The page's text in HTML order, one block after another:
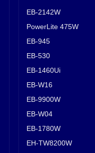
EB-2142W
PowerLite 475W
EB-945
EB-530
EB-1460Ui
EB-W16
EB-9900W
EB-W04
EB-1780W
EH-TW8200W